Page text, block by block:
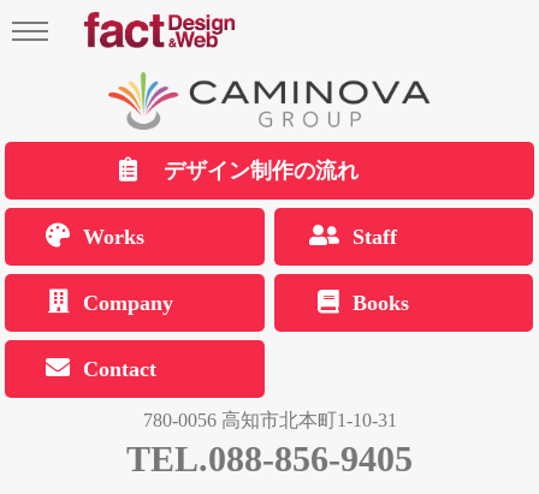
デザイン制作の流れ
Works Staff
Company Books
Contact
780-0056 高知市北本町1-10-31
TEL.088-856-9405